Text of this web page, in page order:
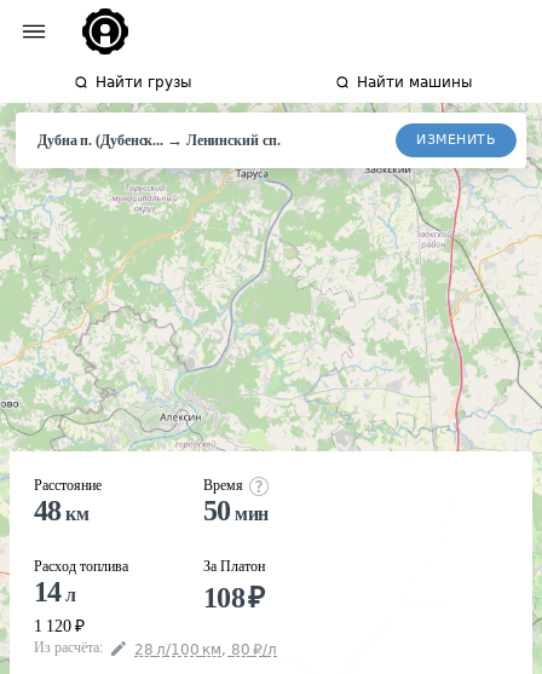
Найти грузы Найти машины
Дубна п. (Дубенск... → Ленинский сп. ИЗМЕНИТЬ
Расстояние
48км
Расход топлива
14л
1 120 ₽
Время
50 мин
За Платон
108₽
Из расчёта: 28 л/100 км, 80 ₽/л